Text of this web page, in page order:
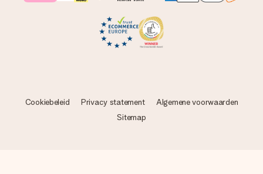
Cookiebeleid Privacy statement
Algemene voorwaarden
Sitemap